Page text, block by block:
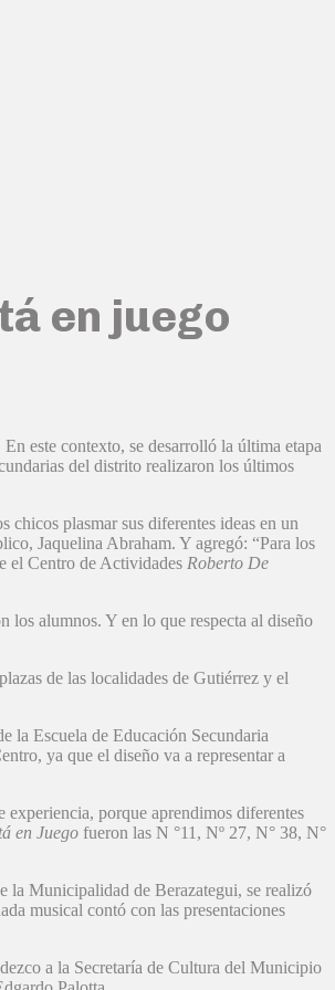
en juego
En este contexto, se desarrolló la última etapa
del distrito realizaron los últimos
chicos plasmar sus diferentes ideas en un
Jaquelina Abraham. Y agregó: “Para los
el Centro de Actividades Roberto De
los alumnos. Y en lo que respecta al diseño
de las localidades de Gutiérrez y el
la Escuela de Educación Secundaria
ya que el diseño va a representar a
porque aprendimos diferentes
en Juego fueron las N °11, Nº 27, N° 38, N°
la Municipalidad de Berazategui, se realizó
musical contó con las presentaciones
a la Secretaría de Cultura del Municipio